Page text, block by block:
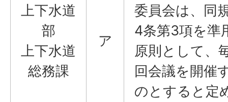
上下水道
部
上下水道
総務課
ア
委員会は、同
4条第3項を準
原則として、
回会議を開催
のとすると定